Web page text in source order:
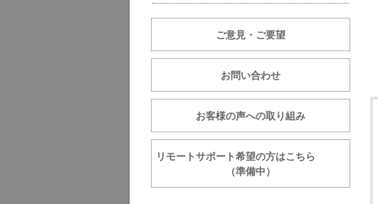
ご意見・ご要望
お問い合わせ
お客様の声への取り組み
リモートサポート希望の方はこちら
（準備中）